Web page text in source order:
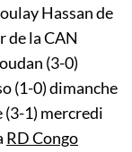
Hassan de
de la CAN
(3-0)
(1-0) dimanche
(3-1) mercredi
RD Congo